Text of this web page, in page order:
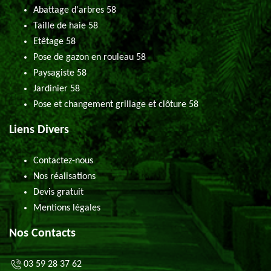
Abattage d'arbres 58
Taille de haie 58
Etêtage 58
Pose de gazon en rouleau 58
Paysagiste 58
Jardinier 58
Pose et changement grillage et clôture 58
Liens Divers
Contactez-nous
Nos réalisations
Devis gratuit
Mentions légales
Nos Contacts
03 59 28 37 62